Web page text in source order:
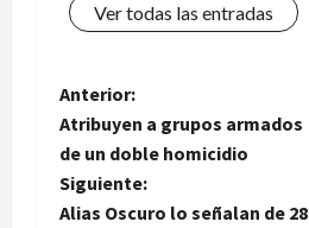
Ver todas las entradas
N
a
v
Anterior:
Atribuyen a grupos armados
de un doble homicidio
Siguiente:
Alias Oscuro lo señalan de 28